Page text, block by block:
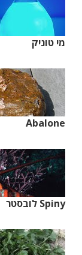
מי טוניק
Abalone
Spiny לובסטר